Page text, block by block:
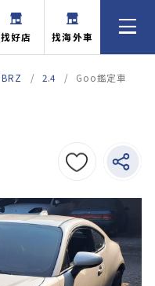
找好店 找海外車
BRZ 2.4 Goo鑑定車